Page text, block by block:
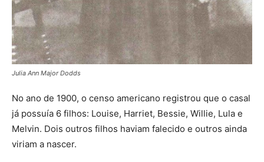
Julia Ann Major Dodds
No ano de 1900, o censo americano registrou que o casal
já possuía 6 filhos: Louise, Harriet, Bessie, Willie, Lula e
Melvin. Dois outros filhos haviam falecido e outros ainda
viriam a nascer.